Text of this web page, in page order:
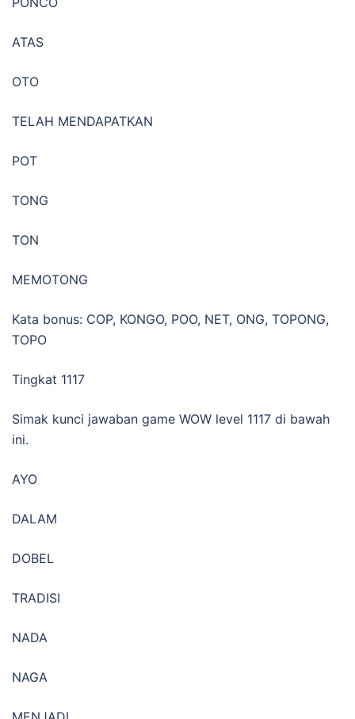
ATAS
OTO
TELAH MENDAPATKAN
POT
TONG
TON
MEMOTONG
Kata bonus: COP, KONGO, POO, NET, ONG, TOPONG,
TOPO
Tingkat 1117
Simak kunci jawaban game WOW level 1117 di bawah
ini.
AYO
DALAM
DOBEL
TRADISI
NADA
NAGA